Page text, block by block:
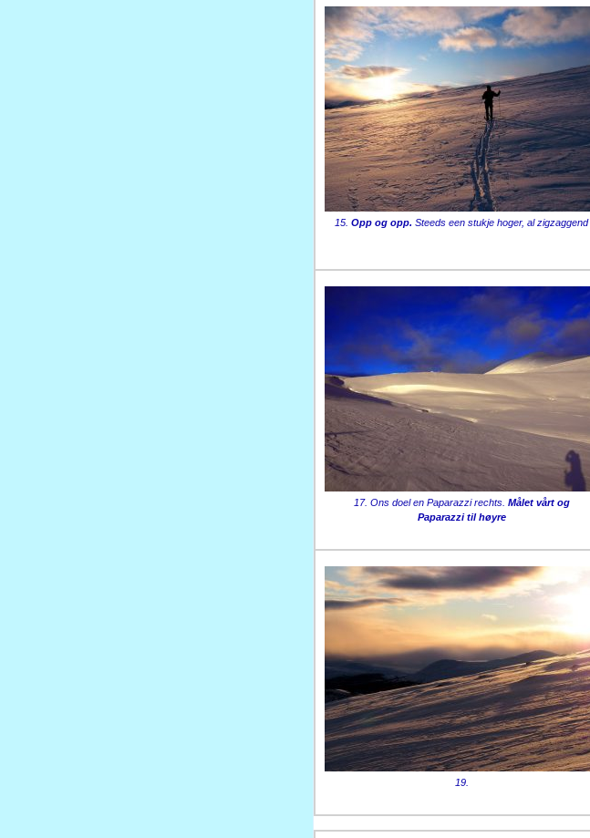
15.Opp og opp. Steeds een stukje hoger, al zigzaggend
17. Ons doel en Paparazzi rechts. Målet vårt og
Paparazzi til høyre
19.